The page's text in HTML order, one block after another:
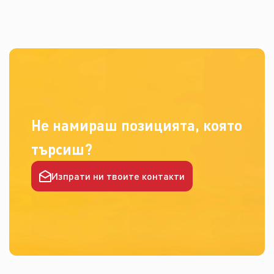
Не намираш позицията, която
търсиш?
Изпрати ни твоите контакти